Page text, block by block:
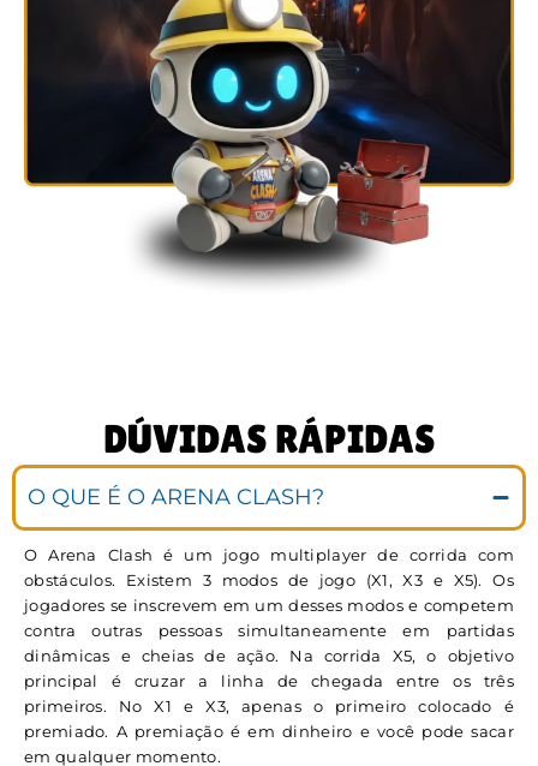
DÚVIDAS RÁPIDAS
O QUE É O ARENA CLASH?
O Arena Clash é um jogo multiplayer de corrida com
obstáculos. Existem 3 modos de jogo (X1, X3 e X5). Os
jogadores se inscrevem em um desses modos e competem
contra outras pessoas simultaneamente em partidas
dinâmicas e cheias de ação. Na corrida X5, o objetivo
principal é cruzar a linha de chegada entre os três
primeiros. No X1 e X3, apenas o primeiro colocado é
premiado. A premiação é em dinheiro e você pode sacar
em qualquer momento.